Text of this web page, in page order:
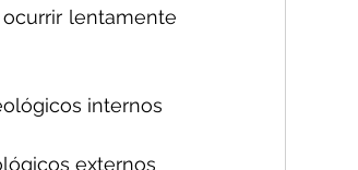
lentamente
internos
externos